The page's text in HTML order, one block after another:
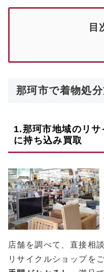
目
那珂市で着物処
1.那珂市地域のリサ
に持ち込み買取
店舗を調べて、直接相
リサイクルショップを